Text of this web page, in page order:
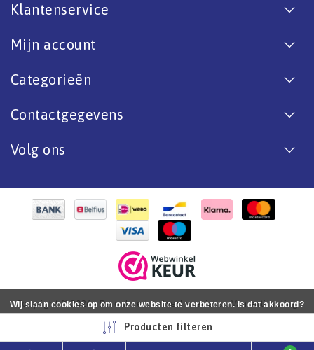
Klantenservice
Mijn account
Categorieën
Contactgegevens
Volg ons
Copyright © 2026 - De online bootverf specialist. Van antifouling
tot aflak. - All rights reserved - RealizationInStijl Media
Producten filteren
Wij slaan cookies op om onze website te verbeteren. Is dat akkoord?
Nee Meer over cookies »